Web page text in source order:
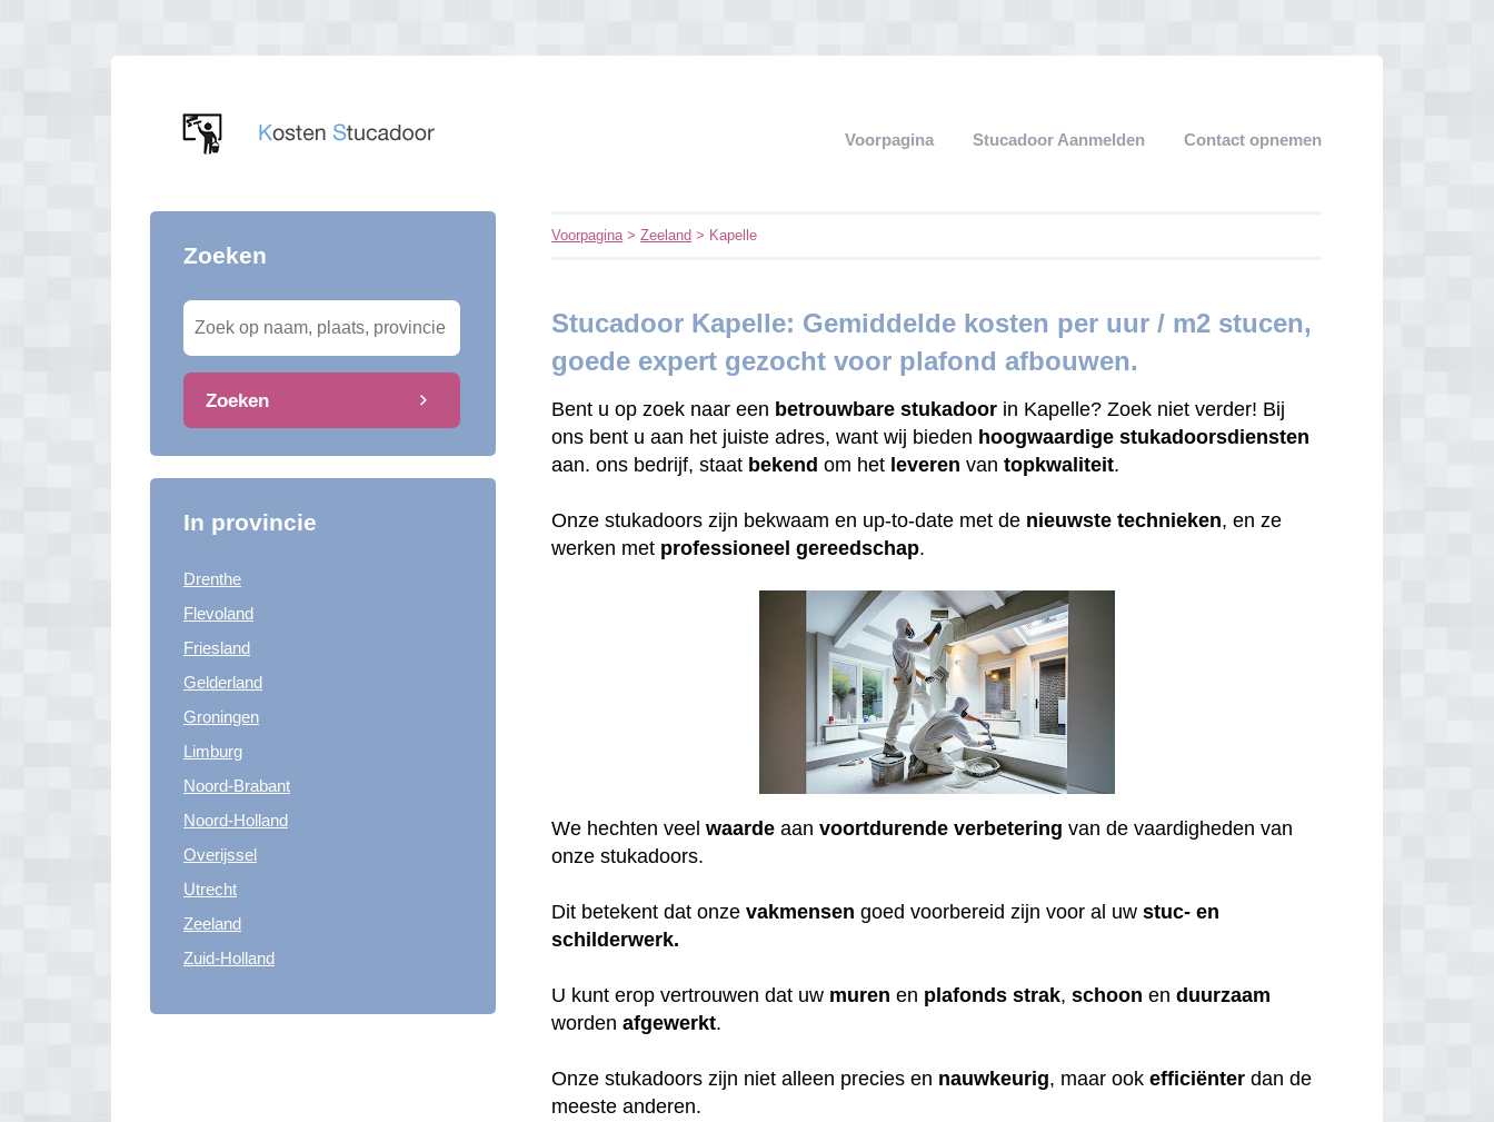
Voorpagina Stucadoor Aanmelden Contact opnemen
Zoeken
Zoeken
In provincie
Drenthe
Flevoland
Friesland
Gelderland
Groningen
Limburg
Noord-Brabant
Noord-Holland
Overijssel
Utrecht
Zeeland
Zuid-Holland
Voorpagina>Zeeland > Kapelle
Stucadoor Kapelle: Gemiddelde kosten per uur / m2 stucen,
goede expert gezocht voor plafond afbouwen.
Bent u op zoek naar een betrouwbare stukadoor in Kapelle? Zoek niet verder! Bij
ons bent u aan het juiste adres, want wij bieden hoogwaardige stukadoorsdiensten
aan. ons bedrijf, staat bekend om het leveren vantopkwaliteit.
Onze stukadoors zijn bekwaam en up-to-date met de nieuwste technieken, en ze
werken met professioneel gereedschap.
We hechten veelwaarde aanvoortdurende verbetering van de vaardigheden van
onze stukadoors.
Dit betekent dat onzevakmensen goed voorbereid zijn voor al uwstuc- en
schilderwerk.
U kunt erop vertrouwen dat uw muren en plafonds strak,schoon enduurzaam
wordenafgewerkt.
Onze stukadoors zijn niet alleen precies en nauwkeurig, maar ookefficiënter dan de
meeste anderen.